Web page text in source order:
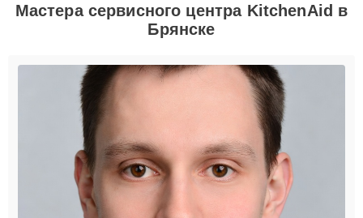
Мастера сервисного центра KitchenAid в
Брянске